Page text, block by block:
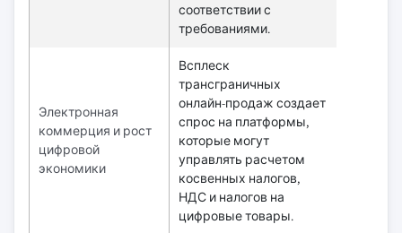
соответствии с
требованиями.
Электронная
коммерция и рост
цифровой
экономики
Всплеск
трансграничных
онлайн-продаж создает
спрос на платформы,
которые могут
управлять расчетом
косвенных налогов,
НДС и налогов на
цифровые товары.